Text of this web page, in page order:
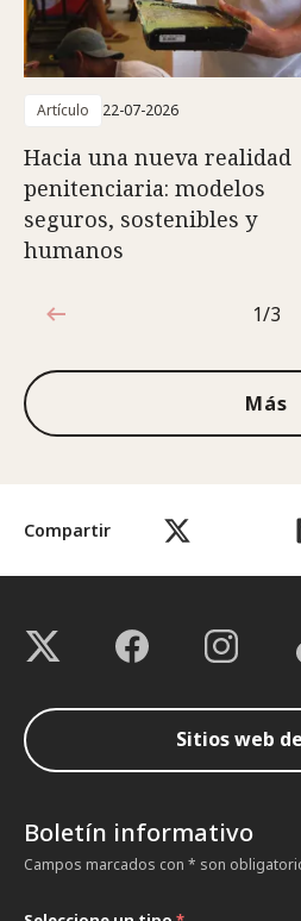
Compartir
Artículo 22-07-2026
Hacia una nueva realidad
penitenciaria: modelos
seguros, sostenibles y
humanos
1de3
1/3
Más
Sitios web
Boletín informativo
Campos marcados con * son